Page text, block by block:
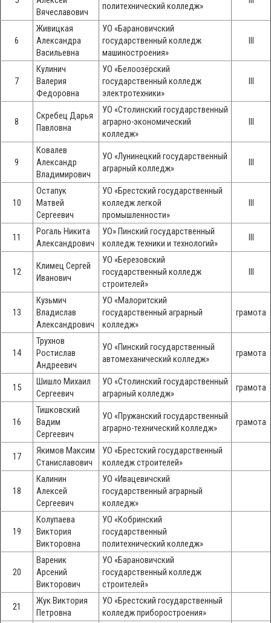
Вячеславович
политехнический колледж»
6
Живицкая
Александра
Васильевна
УО «Барановичский
государственный колледж
машиностроения»
III
7
Кулинич
Валерия
Федоровна
УО «Белоозёрский
государственный колледж
электротехники»
III
8
Скребец Дарья
Павловна
УО «Столинский государственный
аграрно-экономический
колледж»
III
9
Ковалев
Александр
Владимирович
УО «Лунинецкий государственный
аграрный колледж»
III
10
Остапук
Матвей
Сергеевич
УО «Брестский государственный
колледж легкой
промышленности»
III
11
Рогаль Никита
Александрович
УО» Пинский государственный
колледж техники и технологий»
III
12
Климец Сергей
Иванович
УО «Березовский
государственный колледж
строителей»
III
13
Кузьмич
Владислав
Александрович
УО «Малоритский
государственный аграрный
колледж»
грамота
14
Трухнов
Ростислав
Андреевич
УО «Пинский государственный
автомеханический колледж»
грамота
15
Шишло Михаил
Сергеевич
УО «Столинский государственный
аграрный колледж»
грамота
16
Тишковский
Вадим
Сергеевич
УО «Пружанский государственный
аграрно-технический колледж»
грамота
17
Якимов Максим
Станиславович
УО «Брестский государственный
колледж строителей»
18
Калинин
Алексей
Сергеевич
УО «Ивацевичский
государственный аграрный
колледж»
19
Колупаева
Виктория
Викторовна
УО «Кобринский
государственный
политехнический колледж»
20
Вареник
Арсений
Викторович
УО «Барановичский
государственный колледж
строителей»
21
Жук Виктория
Петровна
УО «Брестский государственный
колледж приборостроения»